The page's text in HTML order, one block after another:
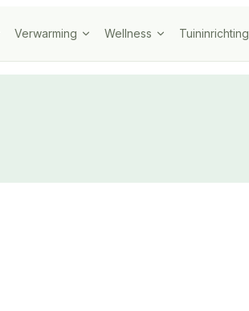
Verwarming Wellness Tuininrichting